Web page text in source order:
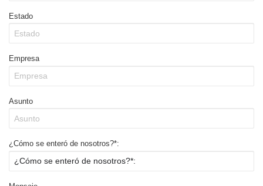
Estado
Empresa
Asunto
¿Cómo se enteró de nosotros?*: